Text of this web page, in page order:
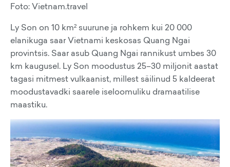
Foto: Vietnam.travel
Ly Son on 10 km² suurune ja rohkem kui 20 000
elanikuga saar Vietnami keskosas Quang Ngai
provintsis. Saar asub Quang Ngai rannikust umbes 30
km kaugusel. Ly Son moodustus 25–30 miljonit aastat
tagasi mitmest vulkaanist, millest säilinud 5 kaldeerat
moodustavadki saarele iseloomuliku dramaatilise
maastiku.